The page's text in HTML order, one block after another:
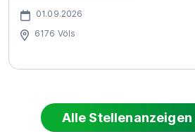
01.09.2026
6176 Völs
Alle Stellenanzeigen